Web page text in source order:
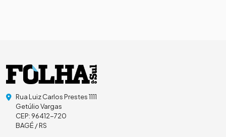
Rua Luiz Carlos Prestes 1111
Getúlio Vargas
CEP: 96412-720
BAGÉ / RS